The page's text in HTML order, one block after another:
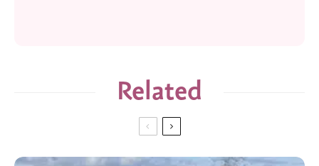
Related